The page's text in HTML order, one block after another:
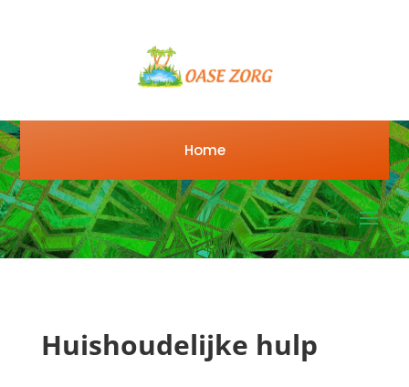
Home
Huishoudelijke hulp